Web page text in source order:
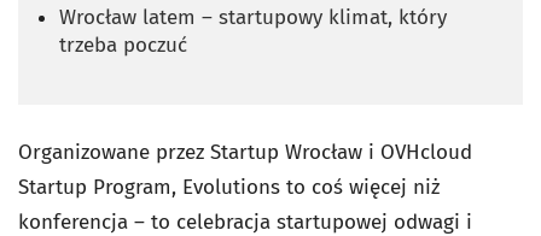
Wrocław latem – startupowy klimat, który
trzeba poczuć
Organizowane przez Startup Wrocław i OVHcloud
Startup Program, Evolutions to coś więcej niż
konferencja – to celebracja startupowej odwagi i